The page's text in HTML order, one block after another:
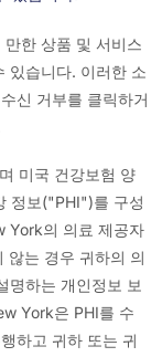
한 상품 및 서비스
있습니다. 이러한 소
신 거부를 클릭하거
미국 건강보험 양
정보("PHI")를 구성
York의 의료 제공자
는 경우 귀하의 의
명하는 개인정보 보
York은 PHI를 수
하고 귀하 또는 귀